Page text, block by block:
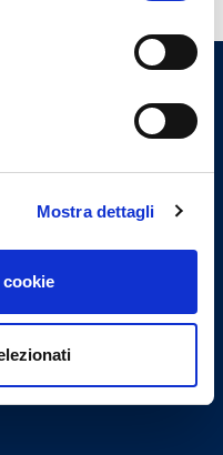
Mostra dettagli
dei Medici
Odontoiatri